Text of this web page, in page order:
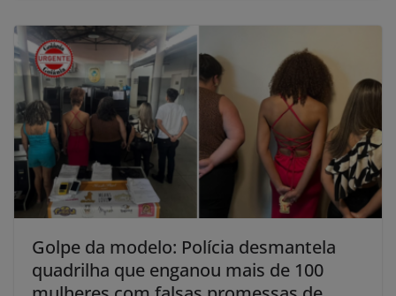
Golpe da modelo: Polícia desmantela
quadrilha que enganou mais de 100